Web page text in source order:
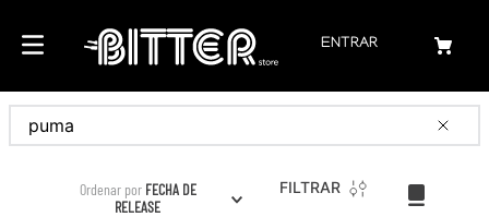
ENTRAR
Buscar
Ordenar por FECHA DE
RELEASE
FILTRAR